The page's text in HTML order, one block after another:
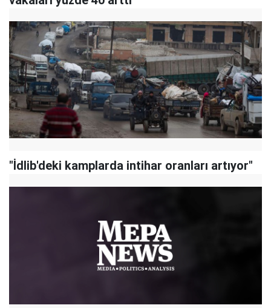
"İdlib'deki kamplarda intihar oranları artıyor"